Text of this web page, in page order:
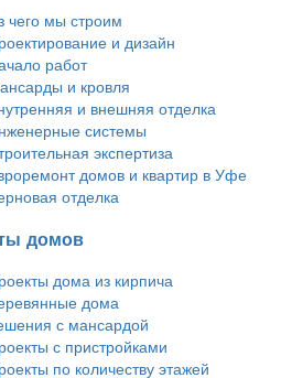
чего мы строим
и дизайн
работ
и кровля
и внешняя отделка
системы
экспертиза
домов и квартир в Уфе
отделка
домов
дома из кирпича
дома
с мансардой
с пристройками
по количеству этажей